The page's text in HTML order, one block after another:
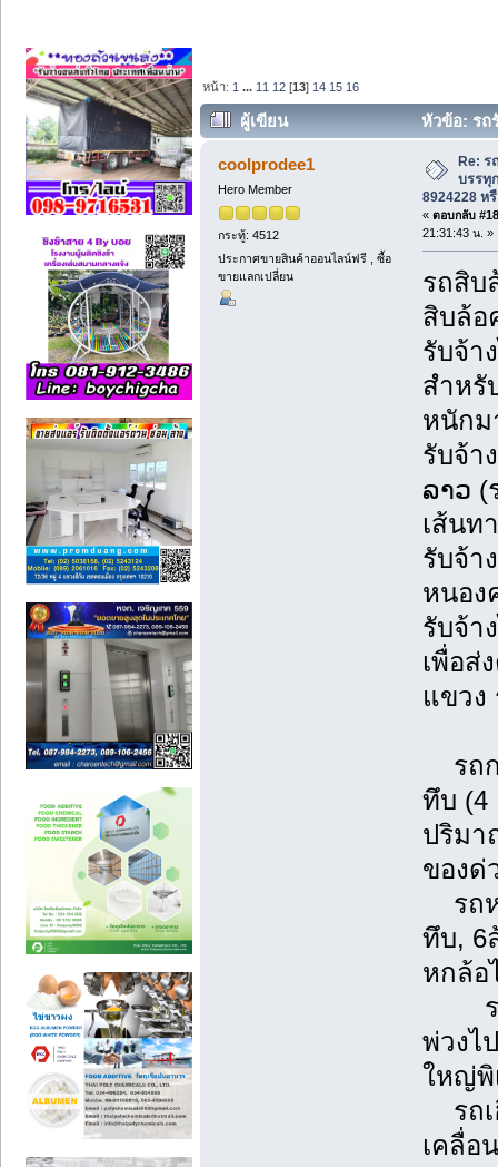
หน้า: 1 ... 11 12 [13] 14 15 16
ผู้เขียน
หัวข้อ: รถ
8924228 หรือ 098-9716531. (อ่าน
coolprodee1
Hero Member
กระทู้: 4512
ประกาศขายสินค้าออนไลน์ฟรี , ซื้อ
ขายแลกเปลี่ยน
Re: ร
บรรทุ
8924228 ห
« ตอบกลับ
21:31:43 น. »
รถสิบ
สิบล้อ
รับจ้า
สำหรั
หนักม
รับจ้า
ລາວ (
เส้นท
รับจ้า
หนอง
รับจ้า
เพื่อส่
แขวง
รถก
ทึบ (4
ปริมา
ของด่
รถห
ทึบ, 6
หกล้อ
รถพ่
พ่วงไ
ใหญ่พิ
รถเ
เคลื่อ